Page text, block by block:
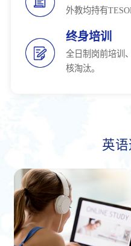
外教均持有
终身培训
全日制岗前培训
核淘汰。
英